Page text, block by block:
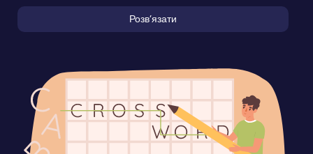
Розвʼязати